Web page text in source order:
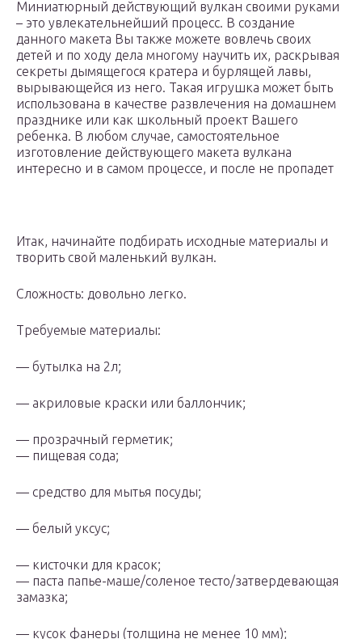
Миниатюрный действующий вулкан своими руками
– это увлекательнейший процесс. В создание
данного макета Вы также можете вовлечь своих
детей и по ходу дела многому научить их, раскрывая
секреты дымящегося кратера и бурлящей лавы,
вырывающейся из него. Такая игрушка может быть
использована в качестве развлечения на домашнем
празднике или как школьный проект Вашего
ребенка. В любом случае, самостоятельное
изготовление действующего макета вулкана
интересно и в самом процессе, и после не пропадет
Итак, начинайте подбирать исходные материалы и
творить свой маленький вулкан.
Сложность: довольно легко.
Требуемые материалы:
— бутылка на 2л;
— акриловые краски или баллончик;
— прозрачный герметик;
— пищевая сода;
— средство для мытья посуды;
— белый уксус;
— кисточки для красок;
— паста папье-маше/соленое тесто/затвердевающая
замазка;
— кусок фанеры (толщина не менее 10 мм);